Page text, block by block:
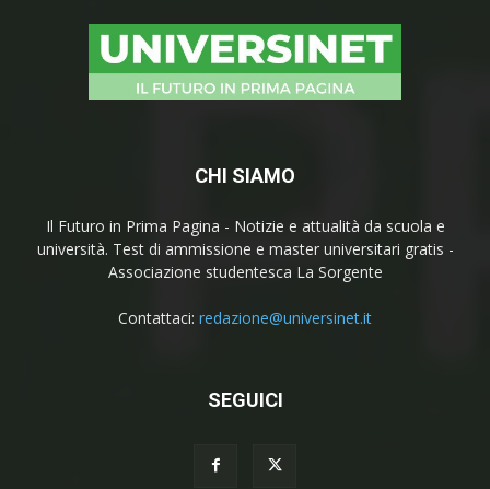
CHI SIAMO
Il Futuro in Prima Pagina - Notizie e attualità da scuola e
università. Test di ammissione e master universitari gratis -
Associazione studentesca La Sorgente
Contattaci: redazione@universinet.it
SEGUICI